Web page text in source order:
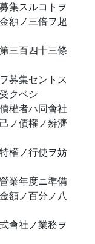
集スルコトヲ
額ノ三倍ヲ超
三百四十三條
募集セントス
クベシ
權者ハ同會社
ノ債權ノ辨濟
權ノ行使ヲ妨
業年度ニ準備
額ノ百分ノ八
會社ノ業務ヲ